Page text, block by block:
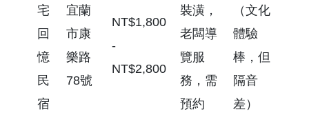
宅
回
憶
民
宿
宜蘭
市康
樂路
78號
NT$1,800
-
NT$2,800
裝潢，
老闆導
覽服
務，需
預約
（文化
體驗
棒，但
隔音
差）